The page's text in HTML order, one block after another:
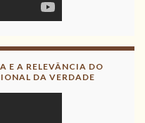
E A RELEVÂNCIA DO
DA VERDADE